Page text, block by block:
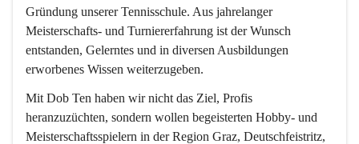
Gründung unserer Tennisschule. Aus jahrelanger
Meisterschafts- und Turniererfahrung ist der Wunsch
entstanden, Gelerntes und in diversen Ausbildungen
erworbenes Wissen weiterzugeben.
Mit Dob Ten haben wir nicht das Ziel, Profis
heranzuzüchten, sondern wollen begeisterten Hobby- und
Meisterschaftsspielern in der Region Graz, Deutschfeistritz,